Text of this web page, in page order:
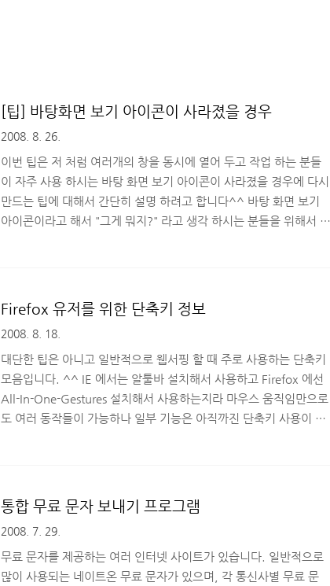
[팁] 바탕화면 보기 아이콘이 사라졌을 경우
2008. 8. 26.
이번 팁은 저 처럼 여러개의 창을 동시에 열어 두고 작업 하는 분들
이 자주 사용 하시는 바탕 화면 보기 아이콘이 사라졌을 경우에 다시
만드는 팁에 대해서 간단히 설명 하려고 합니다^^ 바탕 화면 보기
아이콘이라고 해서 "그게 뭐지?" 라고 생각 하시는 분들을 위해서 이
제 특기랍니다 -_-)v ) 만약 저 아이콘이 사라졌을 경우 난감해 하지
마시고 재빨리 메모장을 열어 주세요!! 그리고 아래 내용을 메모장
에 입력해 주시구요~ [Shell] Command=2
IconFile=explorer.exe,3 [Task..
Firefox 유저를 위한 단축키 정보
2008. 8. 18.
대단한 팁은 아니고 일반적으로 웹서핑 할 때 주로 사용하는 단축키
모음입니다. ^^ IE 에서는 알툴바 설치해서 사용하고 Firefox 에선
All-In-One-Gestures 설치해서 사용하는지라 마우스 움직임만으로
도 여러 동작들이 가능하나 일부 기능은 아직까진 단축키 사용이 훨
f - 단어 검색 ctrl + t - 새탭 열기 ctrl + w - 탭 닫기 ctrl + 숫자조합
- 열여 있는 탭으로 바로 이동 ctrl + page up & down - 이전,이후
탭으로 이..
통합 무료 문자 보내기 프로그램
2008. 7. 29.
무료 문자를 제공하는 여러 인터넷 사이트가 있습니다. 일반적으로
많이 사용되는 네이트온 무료 문자가 있으며, 각 통신사별 무료 문